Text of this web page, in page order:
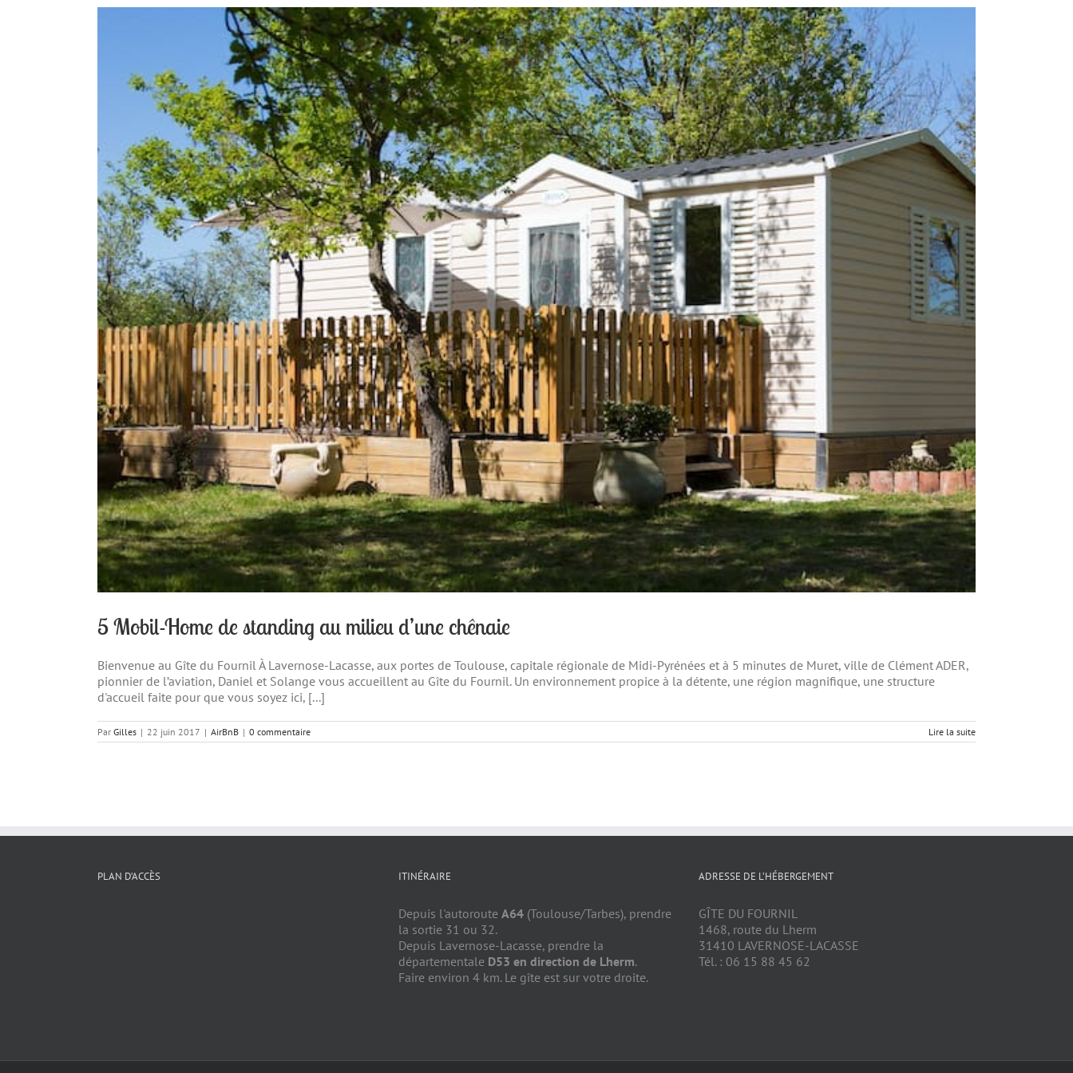
5 Mobil-Home de standing au milieu d’une chênaie
Bienvenue au Gîte du Fournil À Lavernose-Lacasse, aux portes de Toulouse, capitale régionale de Midi-Pyrénées et à 5 minutes de Muret, ville de Clément ADER,
pionnier de l’aviation, Daniel et Solange vous accueillent au Gîte du Fournil. Un environnement propice à la détente, une région magnifique, une structure
d'accueil faite pour que vous soyez ici, [...]
Par Gilles | 22 juin 2017 | AirBnB | 0 commentaire Lire la suite
PLAN D’ACCÈS ITINÉRAIRE
Depuis l'autoroute A64(Toulouse/Tarbes), prendre
la sortie 31 ou 32.
Depuis Lavernose-Lacasse, prendre la
départementale D53 en direction de Lherm.
Faire environ 4 km. Le gîte est sur votre droite.
ADRESSE DE L’HÉBERGEMENT
GÎTE DU FOURNIL
1468, route du Lherm
31410 LAVERNOSE-LACASSE
Tél. : 06 15 88 45 62